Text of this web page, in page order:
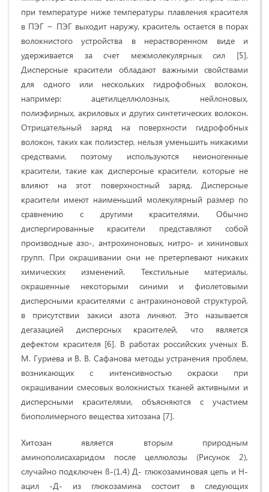
при температуре ниже температуры плавления красителя
в ПЭГ − ПЭГ выходит наружу, краситель остается в порах
волокнистого устройства в нерастворенном виде и
удерживается за счет межмолекулярных сил [5].
Дисперсные красители обладают важными свойствами
для одного или нескольких гидрофобных волокон,
например: ацетилцеллюлозных, нейлоновых,
полиэфирных, акриловых и других синтетических волокон.
Отрицательный заряд на поверхности гидрофобных
волокон, таких как полиэстер, нельзя уменьшить никакими
средствами, поэтому используются неионогенные
красители, такие как дисперсные красители, которые не
влияют на этот поверхностный заряд. Дисперсные
красители имеют наименьший молекулярный размер по
сравнению с другими красителями. Обычно
диспергированные красители представляют собой
производные азо-, антрохиноновых, нитро- и хининовых
групп. При окрашивании они не претерпевают никаких
химических изменений. Текстильные материалы,
окрашенные некоторыми синими и фиолетовыми
дисперсными красителями с антрахиноновой структурой,
в присутствии закиси азота линяют. Это называется
дегазацией дисперсных красителей, что является
дефектом красителя [6]. В работах российских ученых В.
М. Гуриева и В. В. Сафанова методы устранения проблем,
возникающих с интенсивностью окраски при
окрашивании смесовых волокнистых тканей активными и
дисперсными красителями, объясняются с участием
биополимерного вещества хитозана [7].
Хитозан является вторым природным
аминополисахаридом после целлюлозы (Рисунок 2),
случайно подключен ß-(1,4) Д- глюкозаминовая цепь и Н-
ацил -Д- из глюкозамина состоит в следующих